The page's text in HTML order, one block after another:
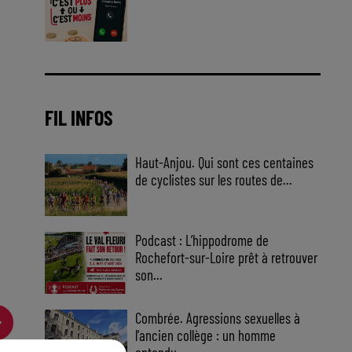
FIL INFOS
Haut-Anjou. Qui sont ces centaines
de cyclistes sur les routes de...
Podcast : L’hippodrome de
Rochefort-sur-Loire prêt à retrouver
son...
Combrée. Agressions sexuelles à
l'ancien collège : un homme